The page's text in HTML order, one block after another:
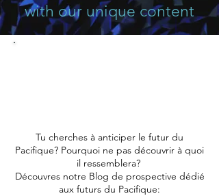
with our unique content
Tu cherches à anticiper le futur du
Pacifique? Pourquoi ne pas découvrir à quoi
il ressemblera?
Découvres notre Blog de prospective dédié
aux futurs du Pacifique: